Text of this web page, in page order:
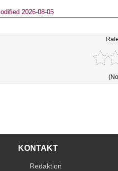
2026-08-05
KONTAKT
Redaktion